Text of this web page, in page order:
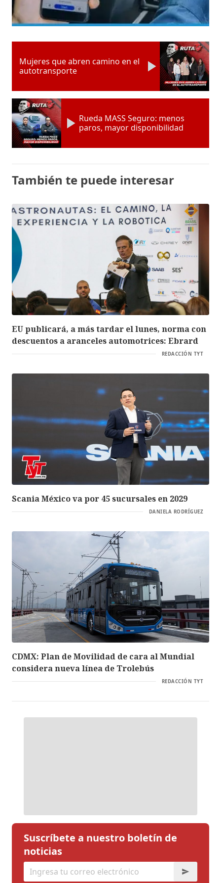
Mujeres que abren camino en el
autotransporte
Rueda MASS Seguro: menos
paros, mayor disponibilidad
También te puede interesar
EU publicará, a más tardar el lunes, norma con
descuentos a aranceles automotrices: Ebrard
REDACCIÓN TYT
Scania México va por 45 sucursales en 2029
DANIELA RODRÍGUEZ
CDMX: Plan de Movilidad de cara al Mundial
considera nueva línea de Trolebús
REDACCIÓN TYT
Suscríbete a nuestro boletín de
noticias